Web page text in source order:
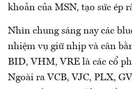
khoản của MSN, tạo sức ép
Nhìn chung sáng nay các
nhiệm vụ giữ nhịp và cân
BID, VHM, VRE là các cổ
Ngoài ra VCB, VJC, PLX,